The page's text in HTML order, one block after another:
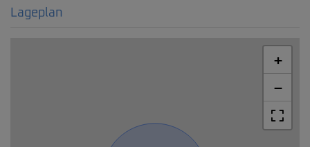
Lageplan
+
−